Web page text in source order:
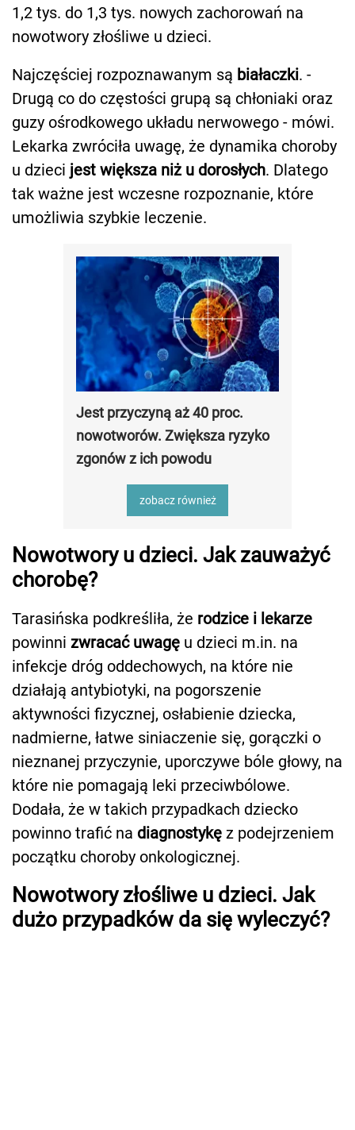
1,2 tys. do 1,3 tys. nowych zachorowań na
nowotwory złośliwe u dzieci.
Najczęściej rozpoznawanym są białaczki. -
Drugą co do częstości grupą są chłoniaki oraz
guzy ośrodkowego układu nerwowego - mówi.
Lekarka zwróciła uwagę, że dynamika choroby
u dzieci jest większa niż u dorosłych. Dlatego
tak ważne jest wczesne rozpoznanie, które
umożliwia szybkie leczenie.
Jest przyczyną aż 40 proc.
nowotworów. Zwiększa ryzyko
zgonów z ich powodu
zobacz również
Nowotwory u dzieci. Jak zauważyć
chorobę?
Tarasińska podkreśliła, że rodzice i lekarze
powinni zwracać uwagę u dzieci m.in. na
infekcje dróg oddechowych, na które nie
działają antybiotyki, na pogorszenie
aktywności fizycznej, osłabienie dziecka,
nadmierne, łatwe siniaczenie się, gorączki o
nieznanej przyczynie, uporczywe bóle głowy, na
które nie pomagają leki przeciwbólowe.
Dodała, że w takich przypadkach dziecko
powinno trafić na diagnostykę z podejrzeniem
początku choroby onkologicznej.
Nowotwory złośliwe u dzieci. Jak
dużo przypadków da się wyleczyć?